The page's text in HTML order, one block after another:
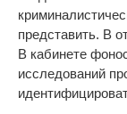
представить. В
В кабинете
исследований